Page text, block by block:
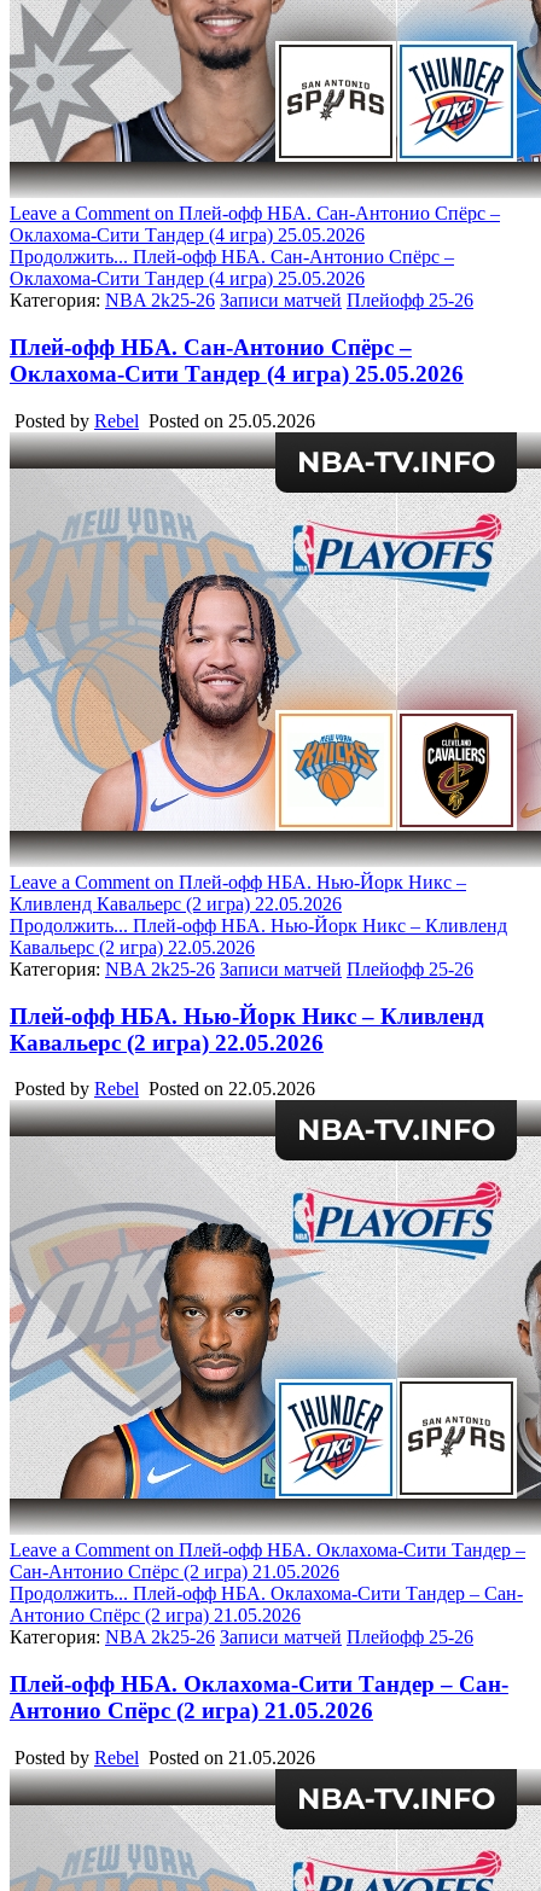
Leave a Comment on Плей-офф НБА. Сан-Антонио Спёрс –
Оклахома-Сити Тандер (4 игра) 25.05.2026
Продолжить... Плей-офф НБА. Сан-Антонио Спёрс –
Оклахома-Сити Тандер (4 игра) 25.05.2026
Категория: NBA 2k25-26 Записи матчей Плейофф 25-26
Плей-офф НБА. Сан-Антонио Спёрс –
Оклахома-Сити Тандер (4 игра) 25.05.2026
Posted by Rebel Posted on 25.05.2026
Leave a Comment on Плей-офф НБА. Нью-Йорк Никс –
Кливленд Кавальерс (2 игра) 22.05.2026
Продолжить... Плей-офф НБА. Нью-Йорк Никс – Кливленд
Кавальерс (2 игра) 22.05.2026
Категория: NBA 2k25-26 Записи матчей Плейофф 25-26
Плей-офф НБА. Нью-Йорк Никс – Кливленд
Кавальерс (2 игра) 22.05.2026
Posted by Rebel Posted on 22.05.2026
Leave a Comment on Плей-офф НБА. Оклахома-Сити Тандер –
Сан-Антонио Спёрс (2 игра) 21.05.2026
Продолжить... Плей-офф НБА. Оклахома-Сити Тандер – Сан-
Антонио Спёрс (2 игра) 21.05.2026
Категория: NBA 2k25-26 Записи матчей Плейофф 25-26
Плей-офф НБА. Оклахома-Сити Тандер – Сан-
Антонио Спёрс (2 игра) 21.05.2026
Posted by Rebel Posted on 21.05.2026